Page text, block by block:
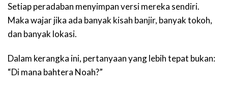
Setiap peradaban menyimpan versi mereka sendiri.
Maka wajar jika ada banyak kisah banjir, banyak tokoh,
dan banyak lokasi.
Dalam kerangka ini, pertanyaan yang lebih tepat bukan:
“Di mana bahtera Noah?”